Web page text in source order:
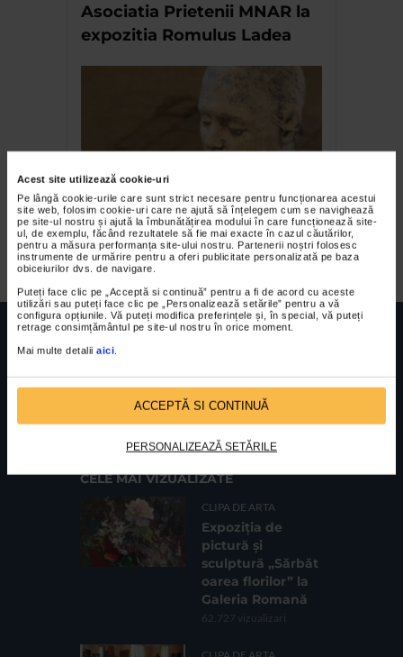
Acest site utilizează cookie-uri
Pe lângă cookie-urile care sunt strict necesare pentru funcționarea acestui
site web, folosim cookie-uri care ne ajută să înțelegem cum se navighează
pe site-ul nostru și ajută la îmbunătățirea modului în care funcționează site-
ul, de exemplu, făcând rezultatele să fie mai exacte în cazul căutărilor,
pentru a măsura performanța site-ului nostru. Partenerii noștri folosesc
instrumente de urmărire pentru a oferi publicitate personalizată pe baza
obiceiurilor dvs. de navigare.
Puteți face clic pe „Acceptă si continuă” pentru a fi de acord cu aceste
utilizări sau puteți face clic pe „Personalizează setările” pentru a vă
configura opțiunile. Vă puteți modifica preferințele și, în special, vă puteți
retrage consimțământul pe site-ul nostru în orice moment.
Mai multe detalii aici
ACCEPTĂ SI CONTINUĂ
PERSONALIZEAZĂ SETĂRILE
Asociatia Prietenii MNAR la
expozitia Romulus Ladea
Arina Ailincai – Corpul
dislocat
Cod fiscal: 9164384Sediu social: Str. Delfinului, Nr. 6, parter Bl. 42,
CELE MAI VIZUALIZATE
CLIPA DE ARTA
Expoziția de
pictură și
sculptură „Sărbăt
oarea florilor” la
Galeria Romană
62.727 vizualizari